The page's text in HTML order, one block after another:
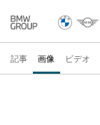
記事 画像 ビデオ